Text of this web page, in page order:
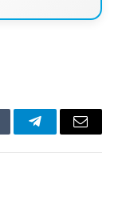
TelegramEmail